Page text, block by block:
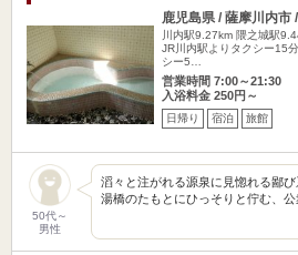
鹿児島県 / 薩摩川内市
川内駅9.27km 隈之城駅
JR川内駅よりタクシー15
シー5…
営業時間 7:00～21:30
入浴料金 250円～
日帰り 宿泊 旅館
50代～
男性
滔々と注がれる源泉に見惚れる鄙
湯橋のたもとにひっそりと佇む、